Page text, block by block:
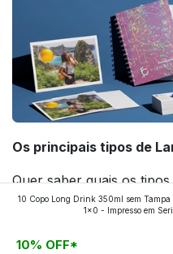
Os principais tipos de
Quer saber quais os
aplicados nos
continue a leitura que
10 Copo Long Drink 350ml sem
1x0 - Impresso em
10% OFF*